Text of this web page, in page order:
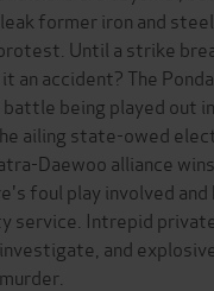
former iron and
Until a strike
an accident? The
being played out
ailing state-owed
Daewoo alliance
foul play involved and
service. Intrepid
and